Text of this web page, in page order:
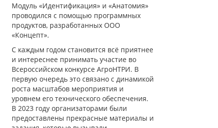
Модуль «Идентификация» и «Анатомия»
проводился с помощью программных
продуктов, разработанных ООО
«Концепт».
С каждым годом становится всё приятнее
и интереснее принимать участие во
Всероссийском конкурсе АгроНТРИ. В
первую очередь это связано с динамикой
роста масштабов мероприятия и
уровнем его технического обеспечения.
В 2023 году организаторами были
предоставлены прекрасные материалы и